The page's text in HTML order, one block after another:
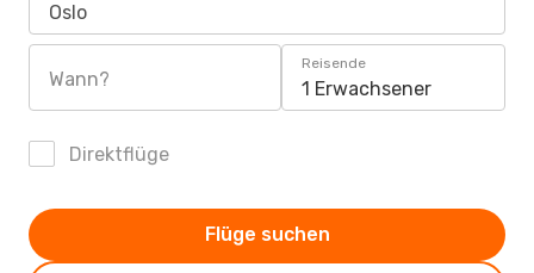
Oslo
Wann?
Reisende
1 Erwachsener
Direktflüge
Flüge suchen